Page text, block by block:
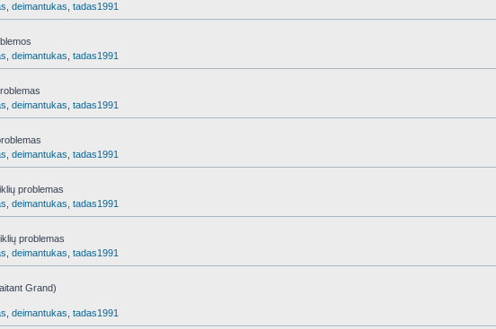
deimantukas tadas1991
deimantukas tadas1991
deimantukas tadas1991
deimantukas tadas1991
problemas
deimantukas tadas1991
problemas
deimantukas tadas1991
Grand)
deimantukas tadas1991